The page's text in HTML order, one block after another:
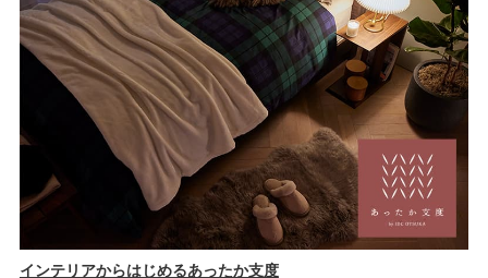
インテリアからはじめるあったか支度